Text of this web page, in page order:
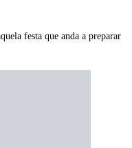
festa que anda a preparar